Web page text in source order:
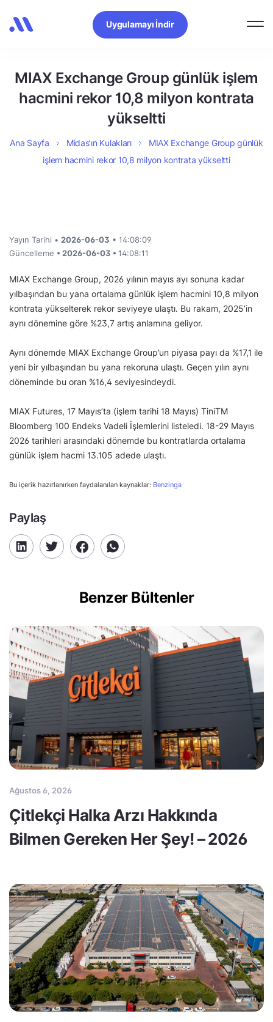
Uygulamayı İndir
MIAX Exchange Group günlük işlem
hacmini rekor 10,8 milyon kontrata
yükseltti
Ana Sayfa Midas’ın Kulakları
MIAX Exchange Group günlük
işlem hacmini rekor 10,8 milyon kontrata yükseltti
Yayın Tarihi • 2026-06-03 • 14:08:09
Güncelleme • 2026-06-03 • 14:08:11
MIAX Exchange Group, 2026 yılının mayıs ayı sonuna kadar
yılbaşından bu yana ortalama günlük işlem hacmini 10,8 milyon
kontrata yükselterek rekor seviyeye ulaştı. Bu rakam, 2025’in
aynı dönemine göre %23,7 artış anlamına geliyor.
Aynı dönemde MIAX Exchange Group’un piyasa payı da %17,1 ile
yeni bir yılbaşından bu yana rekoruna ulaştı. Geçen yılın aynı
döneminde bu oran %16,4 seviyesindeydi.
MIAX Futures, 17 Mayıs’ta (işlem tarihi 18 Mayıs) TiniTM
Bloomberg 100 Endeks Vadeli İşlemlerini listeledi. 18-29 Mayıs
2026 tarihleri arasındaki dönemde bu kontratlarda ortalama
günlük işlem hacmi 13.105 adede ulaştı.
Bu içerik hazırlanırken faydalanılan kaynaklar: Benzinga
Paylaş
Benzer Bültenler
Ağustos 6, 2026
Çitlekçi Halka Arzı Hakkında
Bilmen Gereken Her Şey! – 2026